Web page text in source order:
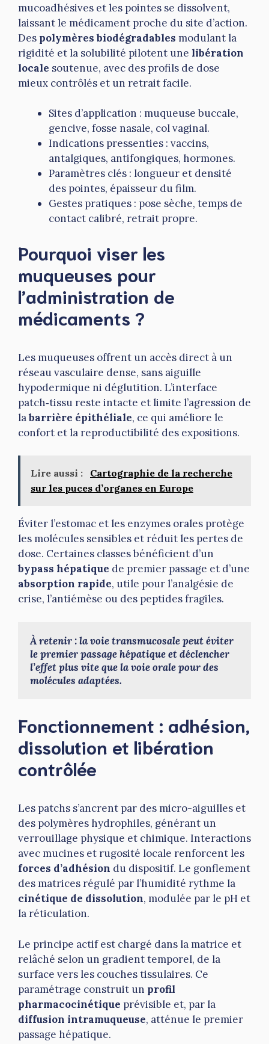
mucoadhésives et les pointes se dissolvent,
laissant le médicament proche du site d’action.
Des polymères biodégradables modulant la
rigidité et la solubilité pilotent une libération
locale soutenue, avec des profils de dose
mieux contrôlés et un retrait facile.
Sites d’application : muqueuse buccale,
gencive, fosse nasale, col vaginal.
Indications pressenties : vaccins,
antalgiques, antifongiques, hormones.
Paramètres clés : longueur et densité
des pointes, épaisseur du film.
Gestes pratiques : pose sèche, temps de
contact calibré, retrait propre.
Pourquoi viser les
muqueuses pour
l’administration de
médicaments ?
Les muqueuses offrent un accès direct à un
réseau vasculaire dense, sans aiguille
hypodermique ni déglutition. L’interface
patch‑tissu reste intacte et limite l’agression de
labarrière épithéliale, ce qui améliore le
confort et la reproductibilité des expositions.
Lire aussi :
Cartographie de la recherche
sur les puces d’organes en Europe
Éviter l’estomac et les enzymes orales protège
les molécules sensibles et réduit les pertes de
dose. Certaines classes bénéficient d’un
bypass hépatique de premier passage et d’une
absorption rapide, utile pour l’analgésie de
crise, l’antiémèse ou des peptides fragiles.
À retenir : la voie transmucosale peut éviter
le premier passage hépatique et déclencher
l’effet plus vite que la voie orale pour des
molécules adaptées.
Fonctionnement : adhésion,
dissolution et libération
contrôlée
Les patchs s’ancrent par des micro-aiguilles et
des polymères hydrophiles, générant un
verrouillage physique et chimique. Interactions
avec mucines et rugosité locale renforcent les
forces d’adhésion du dispositif. Le gonflement
des matrices régulé par l’humidité rythme la
cinétique de dissolution, modulée par le pH et
la réticulation.
Le principe actif est chargé dans la matrice et
relâché selon un gradient temporel, de la
surface vers les couches tissulaires. Ce
paramétrage construit un profil
pharmacocinétique prévisible et, par la
diffusion intramuqueuse, atténue le premier
passage hépatique.